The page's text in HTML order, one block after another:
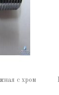
с хром